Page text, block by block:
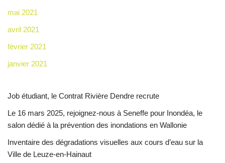
mai 2021
avril 2021
février 2021
janvier 2021
Job étudiant, le Contrat Rivière Dendre recrute
Le 16 mars 2025, rejoignez-nous à Seneffe pour Inondéa, le
salon dédié à la prévention des inondations en Wallonie
Inventaire des dégradations visuelles aux cours d’eau sur la
Ville de Leuze-en-Hainaut